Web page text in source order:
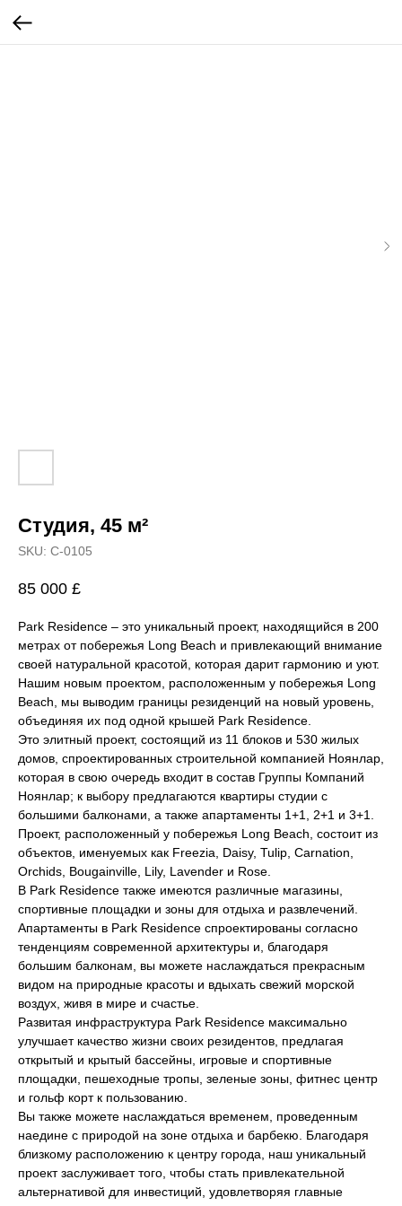
Студия, 45 м²
SKU: С-0105
85 000 £
Park Residence – это уникальный проект, находящийся в 200
метрах от побережья Long Beach и привлекающий внимание
своей натуральной красотой, которая дарит гармонию и уют.
Нашим новым проектом, расположенным у побережья Long
Beach, мы выводим границы резиденций на новый уровень,
объединяя их под одной крышей Park Residence.
Это элитный проект, состоящий из 11 блоков и 530 жилых
домов, спроектированных строительной компанией Ноянлар,
которая в свою очередь входит в состав Группы Компаний
Ноянлар; к выбору предлагаются квартиры студии с
большими балконами, а также апартаменты 1+1, 2+1 и 3+1.
Проект, расположенный у побережья Long Beach, состоит из
объектов, именуемых как Freezia, Daisy, Tulip, Carnation,
Orchids, Bougainville, Lily, Lavender и Rose.
В Park Residence также имеются различные магазины,
спортивные площадки и зоны для отдыха и развлечений.
Апартаменты в Park Residence спроектированы согласно
тенденциям современной архитектуры и, благодаря
большим балконам, вы можете наслаждаться прекрасным
видом на природные красоты и вдыхать свежий морской
воздух, живя в мире и счастье.
Развитая инфраструктура Park Residence максимально
улучшает качество жизни своих резидентов, предлагая
открытый и крытый бассейны, игровые и спортивные
площадки, пешеходные тропы, зеленые зоны, фитнес центр
и гольф корт к пользованию.
Вы также можете наслаждаться временем, проведенным
наедине с природой на зоне отдыха и барбекю. Благодаря
близкому расположению к центру города, наш уникальный
проект заслуживает того, чтобы стать привлекательной
альтернативой для инвестиций, удовлетворяя главные